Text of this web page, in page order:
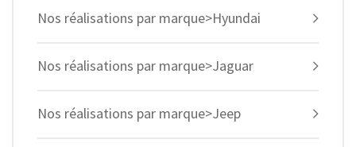
Nos réalisations par marque>Hyundai
Nos réalisations par marque>Jaguar
Nos réalisations par marque>Jeep